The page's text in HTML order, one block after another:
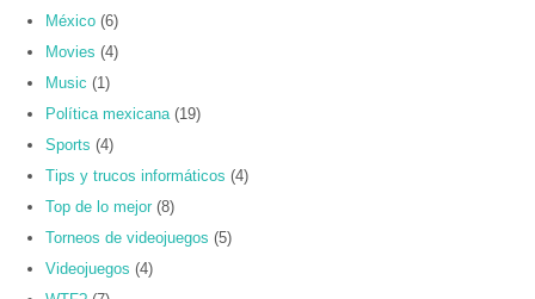
México (6)
Movies (4)
Music (1)
Política mexicana (19)
Sports (4)
Tips y trucos informáticos (4)
Top de lo mejor (8)
Torneos de videojuegos (5)
Videojuegos (4)